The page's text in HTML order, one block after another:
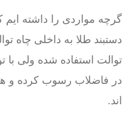
گرچه مواردی را داشته ایم
دستبند طلا به داخلی چاه
توالت استفاده شده ولی با
در فاضلاب رسوب کرده و
اند.